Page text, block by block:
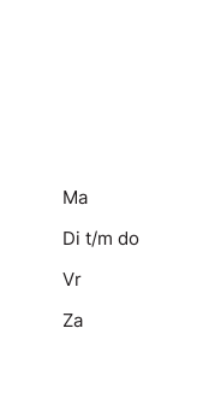
Ma
Di t/m do
Vr
Za